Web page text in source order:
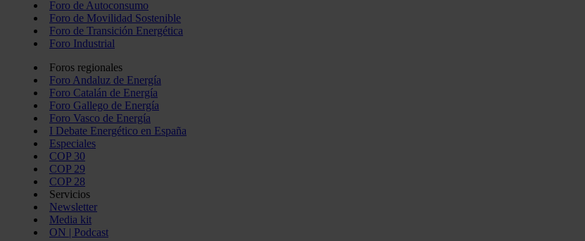
Foro de Autoconsumo
Foro de Movilidad Sostenible
Foro de Transición Energética
Foro Industrial
Foros regionales
Foro Andaluz de Energía
Foro Catalán de Energía
Foro Gallego de Energía
Foro Vasco de Energía
I Debate Energético en España
Especiales
COP 30
COP 29
COP 28
Servicios
Newsletter
Media kit
ON | Podcast